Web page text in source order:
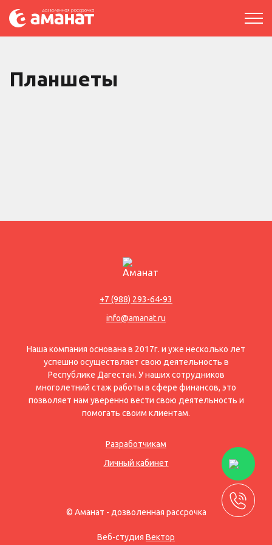
Планшеты
+7 (988) 293-64-93
info@amanat.ru
Наша компания основана в 2017г. и уже несколько лет
успешно осуществляет свою деятельность в
Республике Дагестан. У наших сотрудников
многолетний стаж работы в сфере финансов, это
позволяет нам уверенно вести свою деятельность и
помогать своим клиентам.
Разработчикам
Личный кабинет
© Аманат - дозволенная рассрочка
Веб-студия Вектор